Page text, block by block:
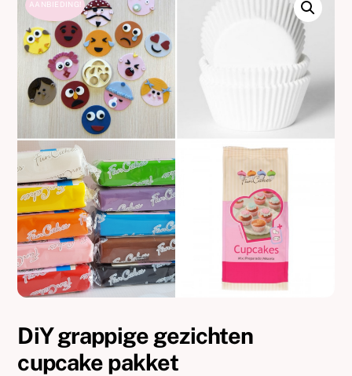
AANBIEDING!
DiY grappige gezichten
cupcake pakket